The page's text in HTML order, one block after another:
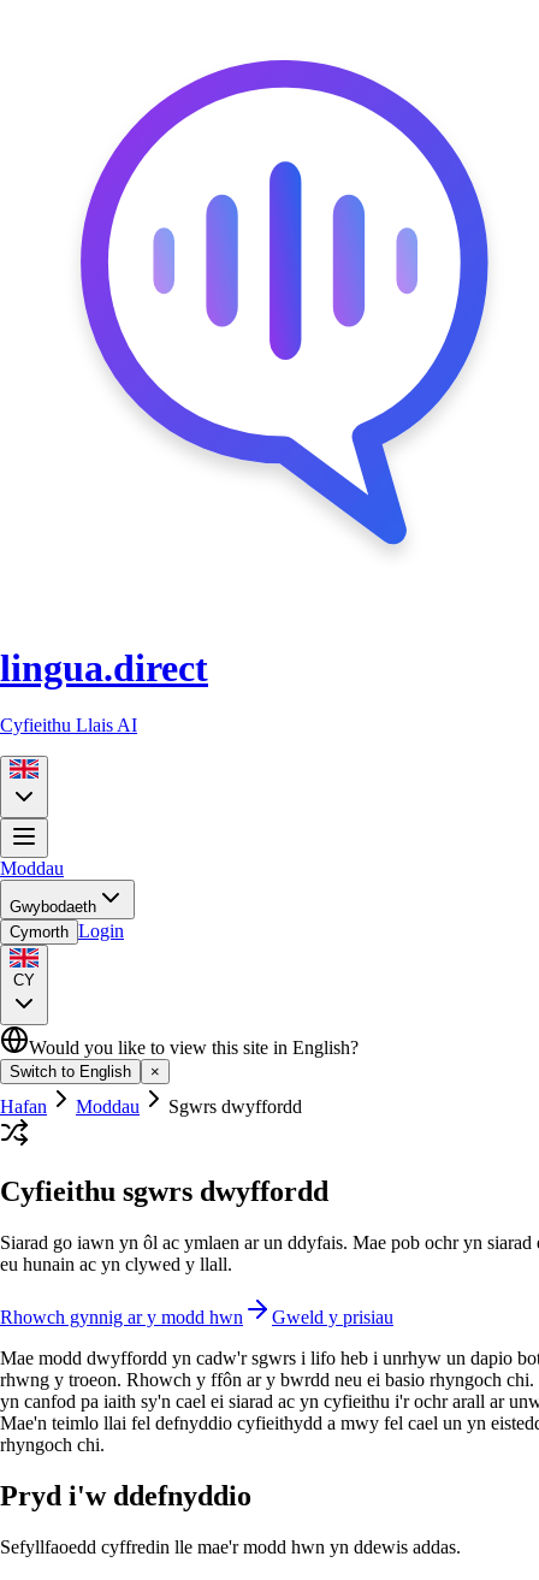
lingua.direct
Cyfieithu Llais AI
Moddau
Gwybodaeth
Cymorth Login
CY
Would you like to view this site in English?
Switch to English ×
Hafan Moddau Sgwrs dwyffordd
Cyfieithu sgwrs dwyffordd
Siarad go iawn yn ôl ac ymlaen ar un ddyfais. Mae pob ochr yn siarad
eu hunain ac yn clywed y llall.
Rhowch gynnig ar y modd hwn
Gweld y prisiau
Mae modd dwyffordd yn cadw'r sgwrs i lifo heb i unrhyw un dapio
rhwng y troeon. Rhowch y ffôn ar y bwrdd neu ei basio rhyngoch chi.
yn canfod pa iaith sy'n cael ei siarad ac yn cyfieithu i'r ochr arall ar
Mae'n teimlo llai fel defnyddio cyfieithydd a mwy fel cael un yn
rhyngoch chi.
Pryd i'w ddefnyddio
Sefyllfaoedd cyffredin lle mae'r modd hwn yn ddewis addas.